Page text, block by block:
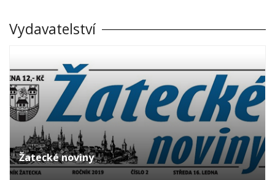
Vydavatelství
Žatecké noviny